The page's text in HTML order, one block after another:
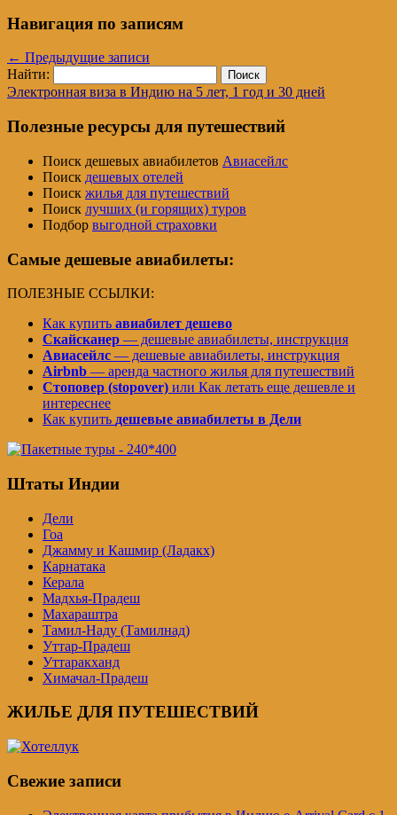
Навигация по записям
← Предыдущие записи
Найти:
Электронная виза в Индию на 5 лет, 1 год и 30 дней
Полезные ресурсы для путешествий
Поиск дешевых авиабилетов Авиасейлс
Поиск дешевых отелей
Поиск жилья для путешествий
Поиск лучших (и горящих) туров
Подбор выгодной страховки
Самые дешевые авиабилеты:
ПОЛЕЗНЫЕ ССЫЛКИ:
Как купить авиабилет дешево
Скайсканер — дешевые авиабилеты, инструкция
Авиасейлс — дешевые авиабилеты, инструкция
Airbnb — аренда частного жилья для путешествий
Стоповер (stopover) или Как летать еще дешевле и
интереснее
Как купить дешевые авиабилеты в Дели
Штаты Индии
Дели
Гоа
Джамму и Кашмир (Ладакх)
Карнатака
Керала
Мадхья-Прадеш
Махараштра
Тамил-Наду (Тамилнад)
Уттар-Прадеш
Уттаракханд
Химачал-Прадеш
ЖИЛЬЕ ДЛЯ ПУТЕШЕСТВИЙ
Свежие записи